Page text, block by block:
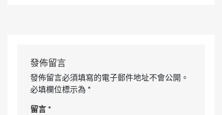
發佈留言
發佈留言必須填寫的電子郵件地址不會公開。
必填欄位標示為 *
留言*